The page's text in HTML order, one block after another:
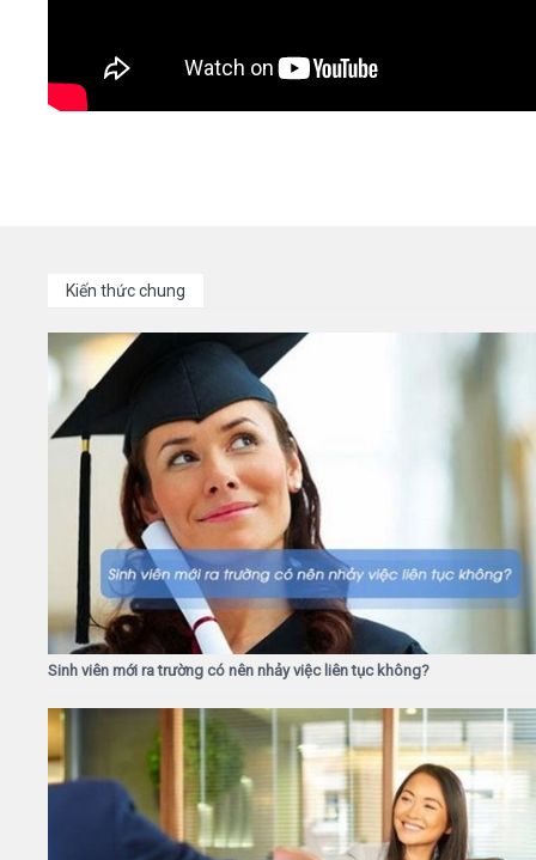
Kiến thức chung
Sinh viên mới ra trường có nên nhảy việc liên tục không?